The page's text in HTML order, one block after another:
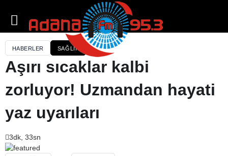
HABERLER SAĞLIK
Aşırı sıcaklar kalbi
zorluyor! Uzmandan hayati
yaz uyarıları
3dk, 33sn